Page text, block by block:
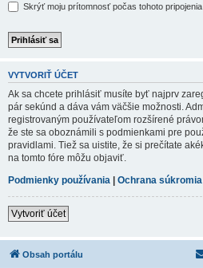
Skrýť moju prítomnosť počas tohoto pripojenia
VYTVORIŤ ÚČET
Ak sa chcete prihlásiť musíte byť najprv
pár sekúnd a dáva vám väčšie možnosti.
registrovaným používateľom rozšírené
že ste sa oboznámili s podmienkami pre
pravidlami. Tiež sa uistite, že si prečítate
na tomto fóre môžu objaviť.
Podmienky používania | Ochrana súkromia
Vytvoriť účet
Obsah portálu